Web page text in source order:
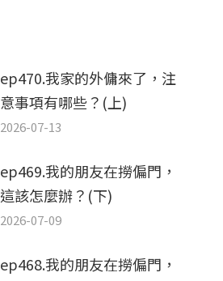
ep470.我家的外傭來了，注
意事項有哪些？(上)
2026-07-13
ep469.我的朋友在撈偏門，
這該怎麼辦？(下)
2026-07-09
ep468.我的朋友在撈偏門，